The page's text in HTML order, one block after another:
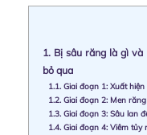
1. Bị sâu răng là gì và
bỏ qua
1.1. Giai đoạn 1: Xuất
1.2. Giai đoạn 2: Men
1.3. Giai đoạn 3: Sâu lan
1.4. Giai đoạn 4: Viêm tủy